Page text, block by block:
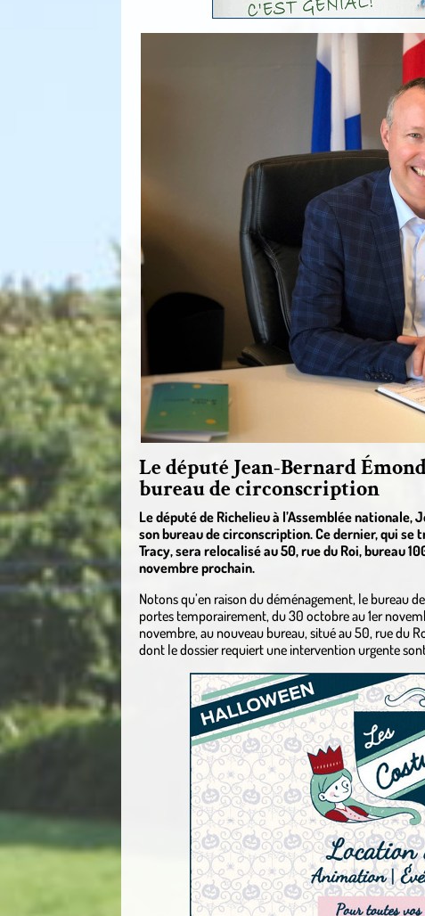
Le député Jean-Bernard
bureau de circonscription
Le député de Richelieu à l’Assemblée
son bureau de circonscription. Ce dernier, qui se
Tracy, sera relocalisé au 50, rue du Roi, bureau
novembre prochain.
Notons qu’en raison du déménagement, le bureau
portes temporairement, du 30 octobre au 1er
novembre, au nouveau bureau, situé au 50, rue du
dont le dossier requiert une intervention urgente